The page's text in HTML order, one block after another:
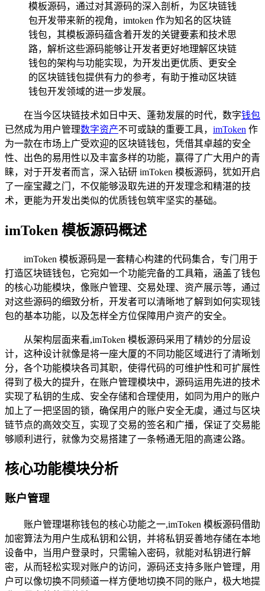
模板源码，通过对其源码的深入剖析，为区块链钱
包开发带来新的视角，imtoken 作为知名的区块链
钱包，其模板源码蕴含着开发的关键要素和技术思
路，解析这些源码能够让开发者更好地理解区块链
钱包的架构与功能实现，为开发出更优质、更安全
的区块链钱包提供有力的参考，有助于推动区块链
钱包开发领域的进一步发展。
在当今区块链技术如日中天、蓬勃发展的时代，数字钱包
已然成为用户管理数字资产不可或缺的重要工具， imToken 作
为一款在市场上广受欢迎的区块链钱包，凭借其卓越的安全
性、出色的易用性以及丰富多样的功能，赢得了广大用户的青
睐，对于开发者而言，深入钻研 imToken 模板源码，犹如开启
了一座宝藏之门，不仅能够汲取先进的开发理念和精湛的技
术，更能为开发出类似的优质钱包筑牢坚实的基础。
imToken 模板源码概述
imToken 模板源码是一套精心构建的代码集合，专门用于
打造区块链钱包，它宛如一个功能完备的工具箱，涵盖了钱包
的核心功能模块，像账户管理、交易处理、资产展示等，通过
对这些源码的细致分析，开发者可以清晰地了解到如何实现钱
包的基本功能，以及怎样全方位保障用户资产的安全。
从架构层面来看,imToken 模板源码采用了精妙的分层设
计，这种设计就像是将一座大厦的不同功能区域进行了清晰划
分，各个功能模块各司其职，使得代码的可维护性和可扩展性
得到了极大的提升，在账户管理模块中，源码运用先进的技术
实现了私钥的生成、安全存储和合理使用，如同为用户的账户
加上了一把坚固的锁，确保用户的账户安全无虞，通过与区块
链节点的高效交互，实现了交易的签名和广播，保证了交易能
够顺利进行，就像为交易搭建了一条畅通无阻的高速公路。
核心功能模块分析
账户管理
账户管理堪称钱包的核心功能之一,imToken 模板源码借助
加密算法为用户生成私钥和公钥，并将私钥妥善地存储在本地
设备中，当用户登录时，只需输入密码，就能对私钥进行解
密，从而轻松实现对账户的访问，源码还支持多账户管理，用
户可以像切换不同频道一样方便地切换不同的账户，极大地提